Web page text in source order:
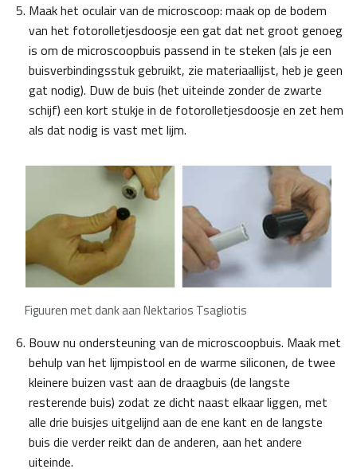
Maak het oculair van de microscoop: maak op de bodem
van het fotorolletjesdoosje een gat dat net groot genoeg
is om de microscoopbuis passend in te steken (als je een
buisverbindingsstuk gebruikt, zie materiaallijst, heb je geen
gat nodig). Duw de buis (het uiteinde zonder de zwarte
schijf) een kort stukje in de fotorolletjesdoosje en zet hem
als dat nodig is vast met lijm.
Figuuren met dank aan Nektarios Tsagliotis
Bouw nu ondersteuning van de microscoopbuis. Maak met
behulp van het lijmpistool en de warme siliconen, de twee
kleinere buizen vast aan de draagbuis (de langste
resterende buis) zodat ze dicht naast elkaar liggen, met
alle drie buisjes uitgelijnd aan de ene kant en de langste
buis die verder reikt dan de anderen, aan het andere
uiteinde.